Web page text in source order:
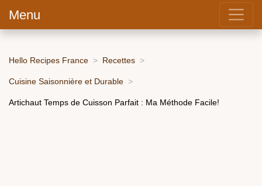
Menu
Hello Recipes France Recettes
Cuisine Saisonnière et Durable
Artichaut Temps de Cuisson Parfait : Ma Méthode Facile!